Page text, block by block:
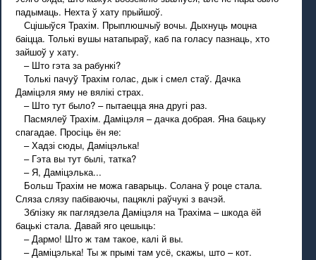
падымаць. Нехта ў хату прыйшоў.
Сцішыўся Трахім. Прыплюшчыў вочы. Дыхнуць моцна
баіцца. Толькі вушы натапыраў, каб па голасу пазнаць, хто
зайшоў у хату.
– Што гэта за рабункі?
Толькі пачуў Трахім голас, дык і смел стаў. Дачка
Даміцэля яму не вялікі страх.
– Што тут было? – пытаецца яна другі раз.
Пасмялеў Трахім. Даміцэля – дачка добрая. Яна бацьку
спагадае. Просіць ён яе:
– Хадзі сюды, Даміцэлька!
– Гэта вы тут былі, татка?
– Я, Даміцэлька...
Больш Трахім не можа гаварыць. Солана ў роце стала.
Сляза слязу пабіваючы, пацяклі раўчукі з вачэй.
Зблізку як паглядзела Даміцэля на Трахіма – шкода ёй
бацькі стала. Давай яго цешыць:
– Дармо! Што ж там такое, калі й вы.
– Даміцэлька! Ты ж прымі там усё, скажы, што – кот.